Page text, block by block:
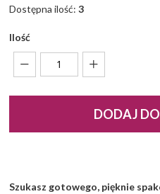
Dostępna ilość:3
Ilość
DODAJ
Szukasz gotowego, pięknie